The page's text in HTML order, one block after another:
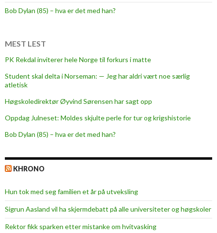
l
r
,
å
i
g
a
Bob Dylan (85) – hva er det med han?
MEST LEST
PK Rekdal inviterer hele Norge til forkurs i matte
Student skal delta i Norseman: — Jeg har aldri vært noe særlig
atletisk
Høgskoledirektør Øyvind Sørensen har sagt opp
Oppdag Julneset: Moldes skjulte perle for tur og krigshistorie
Bob Dylan (85) – hva er det med han?
KHRONO
Hun tok med seg familien et år på utveksling
Sigrun Aasland vil ha skjerm­debatt på alle universiteter og høgskoler
Rektor fikk sparken etter mistanke om hvitvasking